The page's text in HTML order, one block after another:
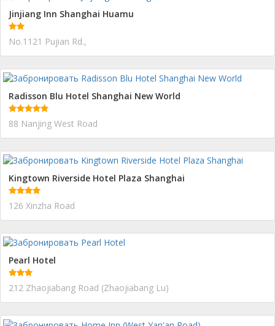
Jinjiang Inn Shanghai Huamu
No.1121 Pujian Rd.,
Radisson Blu Hotel Shanghai New World
88 Nanjing West Road
Kingtown Riverside Hotel Plaza Shanghai
126 Xinzha Road
Pearl Hotel
212 Zhaojiabang Road (Zhaojiabang Lu)